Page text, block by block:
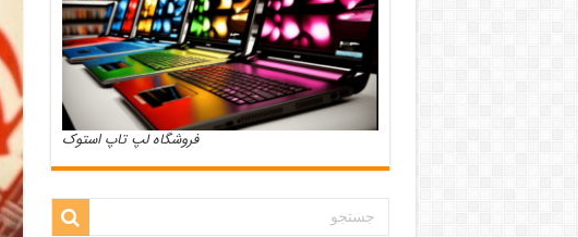
فروشگاه لپ تاپ استوک